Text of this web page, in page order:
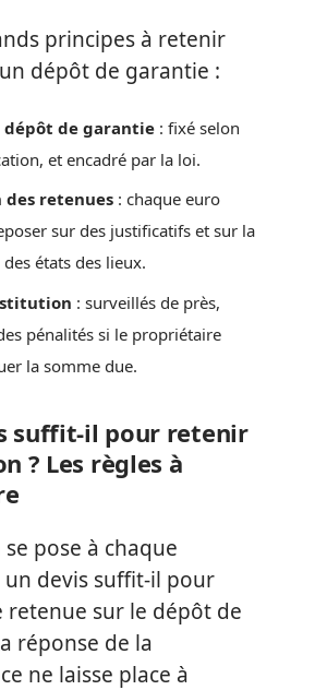
principes à retenir
dépôt de garantie :
de garantie : fixé selon
et encadré par la loi.
retenues : chaque euro
sur des justificatifs et sur la
états des lieux.
: surveillés de près,
pénalités si le propriétaire
la somme due.
suffit-il pour retenir
? Les règles à
pose à chaque
devis suffit-il pour
retenue sur le dépôt de
réponse de la
ne laisse place à